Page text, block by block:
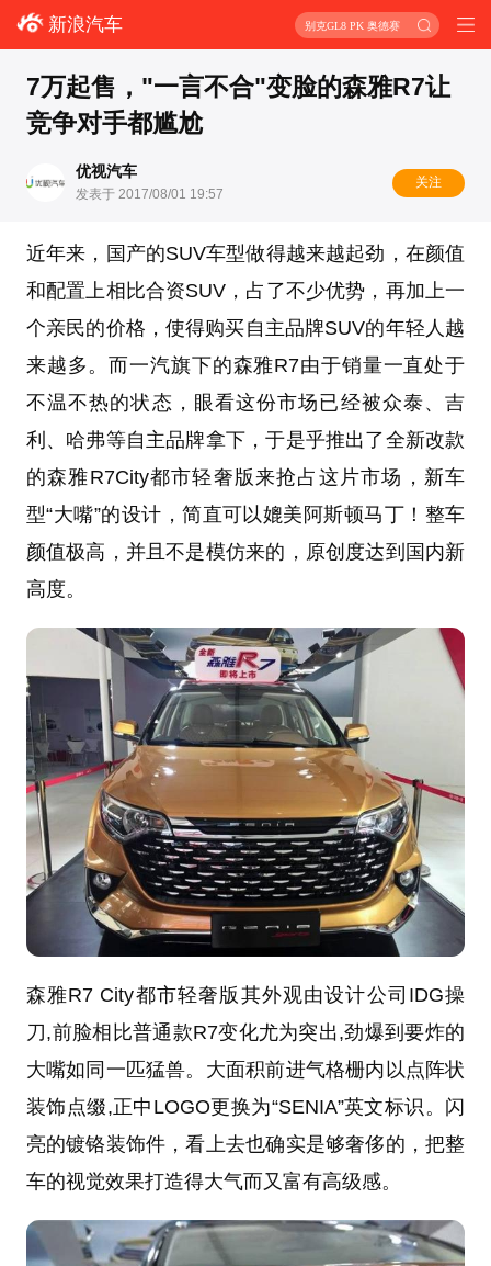
新浪汽车 别克GL8 PK 奥德赛
7万起售，"一言不合"变脸的森雅R7让
竞争对手都尴尬
优视汽车
发表于 2017/08/01 19:57
关注
近年来，国产的SUV车型做得越来越起劲，在颜值
和配置上相比合资SUV，占了不少优势，再加上一
个亲民的价格，使得购买自主品牌SUV的年轻人越
来越多。而一汽旗下的森雅R7由于销量一直处于
不温不热的状态，眼看这份市场已经被众泰、吉
利、哈弗等自主品牌拿下，于是乎推出了全新改款
的森雅R7City都市轻奢版来抢占这片市场，新车
型“大嘴”的设计，简直可以媲美阿斯顿马丁！整车
颜值极高，并且不是模仿来的，原创度达到国内新
高度。
森雅R7 City都市轻奢版其外观由设计公司IDG操
刀,前脸相比普通款R7变化尤为突出,劲爆到要炸的
大嘴如同一匹猛兽。大面积前进气格栅内以点阵状
装饰点缀,正中LOGO更换为“SENIA”英文标识。闪
亮的镀铬装饰件，看上去也确实是够奢侈的，把整
车的视觉效果打造得大气而又富有高级感。